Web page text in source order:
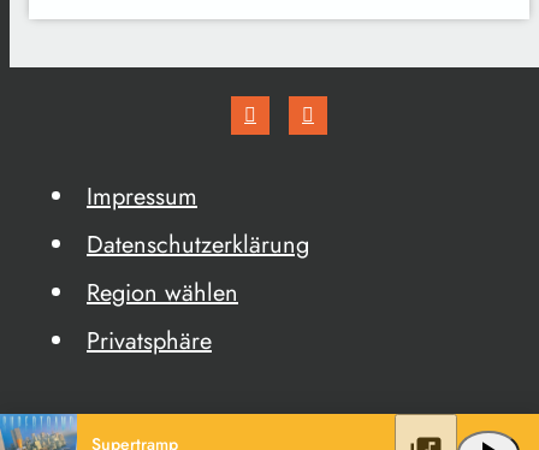
Impressum
Datenschutzerklärung
Region wählen
Privatsphäre
Supertramp